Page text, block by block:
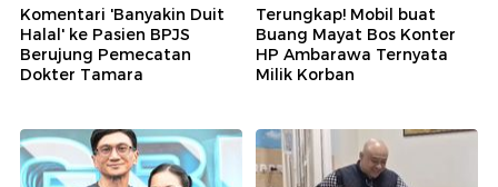
Komentari 'Banyakin Duit
Halal' ke Pasien BPJS
Berujung Pemecatan
Dokter Tamara
Terungkap! Mobil buat
Buang Mayat Bos Konter
HP Ambarawa Ternyata
Milik Korban